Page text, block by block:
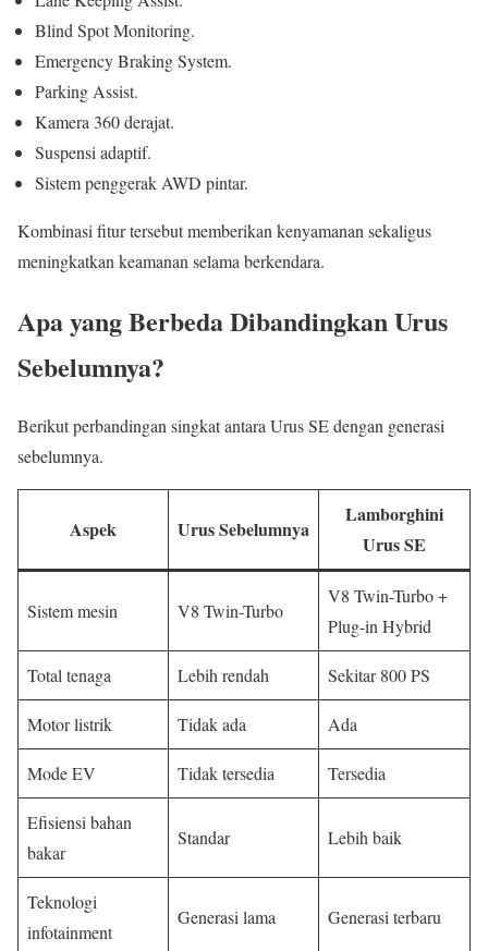
Blind Spot Monitoring.
Emergency Braking System.
Parking Assist.
Kamera 360 derajat.
Suspensi adaptif.
Sistem penggerak AWD pintar.
Kombinasi fitur tersebut memberikan kenyamanan sekaligus
meningkatkan keamanan selama berkendara.
Apa yang Berbeda Dibandingkan Urus
Sebelumnya?
Berikut perbandingan singkat antara Urus SE dengan generasi
sebelumnya.
Aspek Urus Sebelumnya
Lamborghini
Urus SE
Sistem mesin V8 Twin-Turbo
V8 Twin-Turbo +
Plug-in Hybrid
Total tenaga Lebih rendah Sekitar 800 PS
Motor listrik Tidak ada Ada
Mode EV Tidak tersedia Tersedia
Efisiensi bahan
bakar
Standar Lebih baik
Teknologi
infotainment
Generasi lama Generasi terbaru